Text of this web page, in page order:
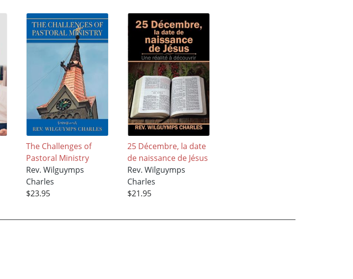
The Challenges of
Pastoral Ministry
Rev. Wilguymps
Charles
$23.95
25 Décembre, la date
de naissance de Jésus
Rev. Wilguymps
Charles
$21.95